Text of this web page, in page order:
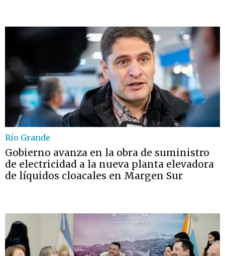
Río Grande
Gobierno avanza en la obra de suministro
de electricidad a la nueva planta elevadora
de líquidos cloacales en Margen Sur